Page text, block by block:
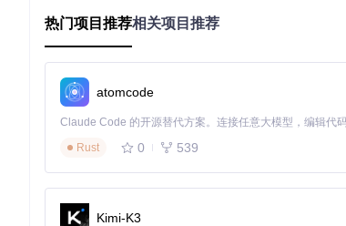
在Visual Studio中通过NuGet包管理器安装：
2.3.2 项目引用集成
右键解决方案选择"添加"→"现有项目"
选择LayUI.Wpf.csproj文件
在目标项目中添加对LayUI.Wpf项目的引用
2.3.3 DLL直接引用
构建LayUI.Wpf项目
在目标项目中添加对生成的LayUI.Wpf.dll的引用
复制相关资源文件到目标项目输出目录
热门项目推荐相关项目推荐
atomcode
Rust
0 539
Kimi-K3